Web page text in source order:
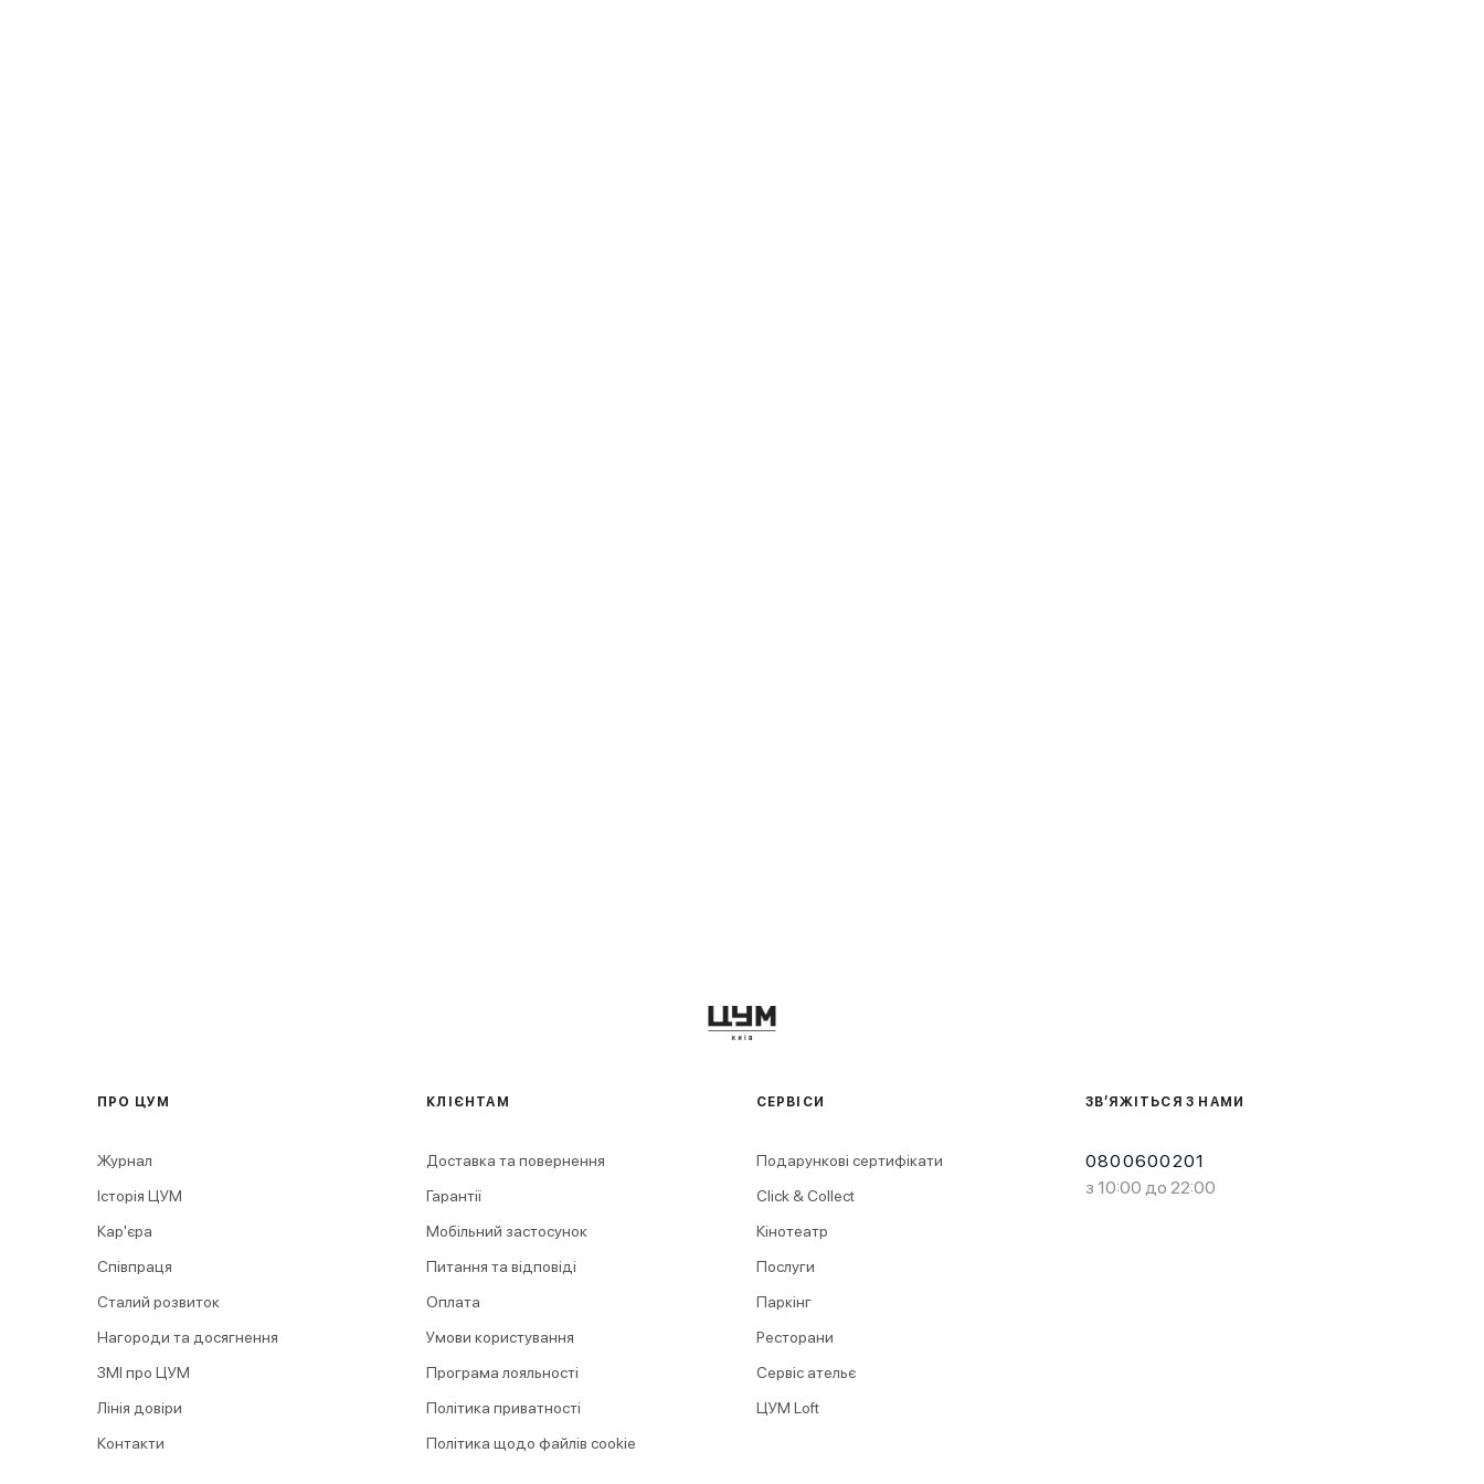
ЗВ’ЯЖІТЬСЯ З НАМИ
0800600201
з 10:00 до 22:00
ПРО ЦУМ
Журнал
Історія ЦУМ
Кар'єра
Співпраця
Сталий розвиток
Нагороди та досягнення
ЗМІ про ЦУМ
Лінія довіри
Контакти
КЛІЄНТАМ
Доставка та повернення
Гарантії
Мобільний застосунок
Питання та відповіді
Оплата
Умови користування
Програма лояльності
Політика приватності
Політика щодо файлів cookie
СЕРВІСИ
Подарункові сертифікати
Click & Collect
Кінотеатр
Послуги
Паркінг
Ресторани
Сервіс ательє
ЦУМ Loft